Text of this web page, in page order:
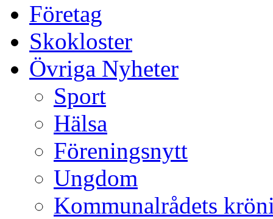
Företag
Skokloster
Övriga Nyheter
Sport
Hälsa
Föreningsnytt
Ungdom
Kommunalrådets